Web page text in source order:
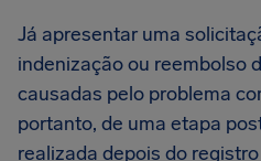
Já apresentar uma
indenização ou reembolso
causadas pelo problema
portanto, de uma etapa
realizada depois do